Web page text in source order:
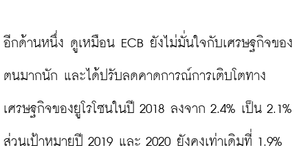
อีกด้านหนึ่ง ดูเหมือน ECB ยังไม่มั่นใจกับเศรษฐกิจของ
ตนมากนัก และได้ปรับลดคาดการณ์การเติบโตทาง
เศรษฐกิจของยูโรโซนในปี 2018 ลงจาก 2.4% เป็น 2.1%
ส่วนเป้าหมายปี 2019 และ 2020 ยังคงเท่าเดิมที่ 1.9%